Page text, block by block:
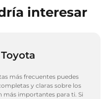
interesar
más frecuentes puedes
y claras sobre los
más importantes para ti. Si